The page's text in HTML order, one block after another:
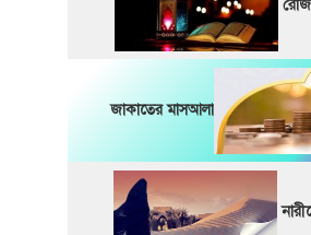
জাকাতের মাসআলা